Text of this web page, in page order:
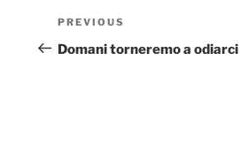
Post
navigation
Previous
Post
PREVIOUS
Domani torneremo a odiarci